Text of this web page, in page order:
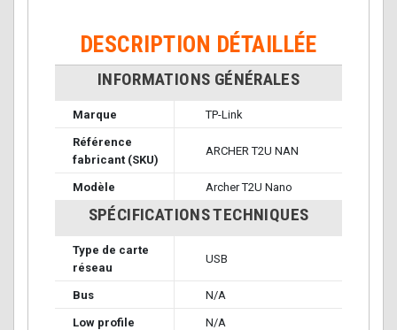
DESCRIPTION DÉTAILLÉE
INFORMATIONS GÉNÉRALES
Marque TP-Link
Référence
fabricant (SKU)
ARCHER T2U NAN
Modèle Archer T2U Nano
SPÉCIFICATIONS TECHNIQUES
Type de carte
réseau
USB
Bus N/A
Low profile N/A